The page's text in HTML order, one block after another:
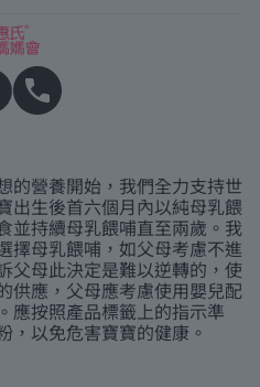
的營養開始，我們全力支持世
出生後首六個月內以純母乳餵
並持續母乳餵哺直至兩歲。我
擇母乳餵哺，如父母考慮不進
父母此決定是難以逆轉的，使
供應，父母應考慮使用嬰兒配
應按照產品標籤上的指示準
，以免危害寶寶的健康。